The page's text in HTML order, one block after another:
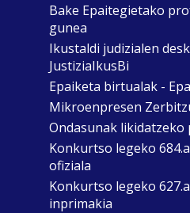
Bake Epaitegietako
gunea
Ikustaldi judizialen
JustiziaIkusBi
Epaiketa birtualak -
Mikroenpresen
Ondasunak likidatzeko
Konkurtso legeko
ofiziala
Konkurtso legeko
inprimakia